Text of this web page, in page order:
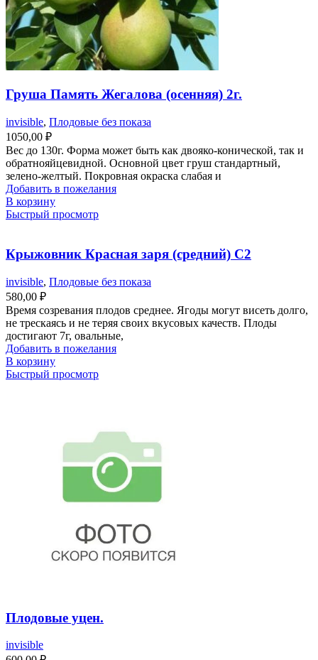
Груша Память Жегалова (осенняя) 2г.
invisible, Плодовые без показа
1050,00 ₽
Вес до 130г. Форма может быть как двояко-конической, так и
обратнояйцевидной. Основной цвет груш стандартный,
зелено-желтый. Покровная окраска слабая и
Добавить в пожелания
В корзину
Быстрый просмотр
Крыжовник Красная заря (средний) С2
invisible, Плодовые без показа
580,00 ₽
Время созревания плодов среднее. Ягоды могут висеть долго,
не трескаясь и не теряя своих вкусовых качеств. Плоды
достигают 7г, овальные,
Добавить в пожелания
В корзину
Быстрый просмотр
Плодовые уцен.
invisible